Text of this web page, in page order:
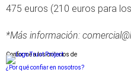
475 euros (210 euros para
*Más información:
Conforme a los criterios de
¿Por qué confiar en nosotros?